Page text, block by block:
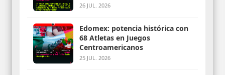
26 JUL. 2026
Edomex: potencia histórica con
68 Atletas en Juegos
Centroamericanos
25 JUL. 2026